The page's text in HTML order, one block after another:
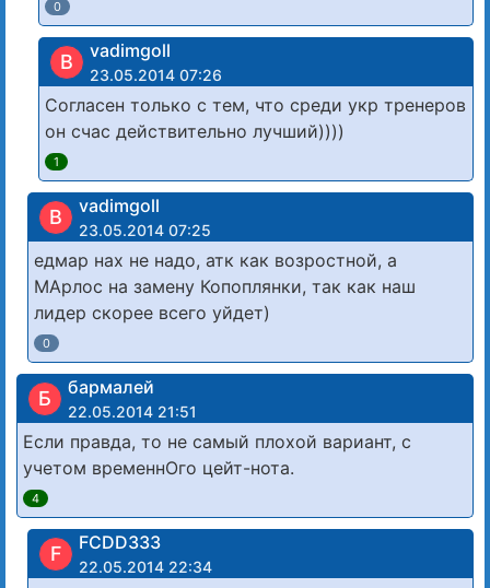
0
В vadimgoll
23.05.2014 07:26
Согласен только с тем, что среди укр тренеров
он счас действительно лучший))))
1
В vadimgoll
23.05.2014 07:25
едмар нах не надо, атк как возростной, а
МАрлос на замену Копоплянки, так как наш
лидер скорее всего уйдет)
0
Б бармалей
22.05.2014 21:51
Если правда, то не самый плохой вариант, с
учетом временнОго цейт-нота.
4
F FCDD333
22.05.2014 22:34